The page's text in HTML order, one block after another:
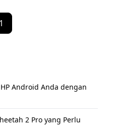
1
Android Anda dengan
2 Pro yang Perlu